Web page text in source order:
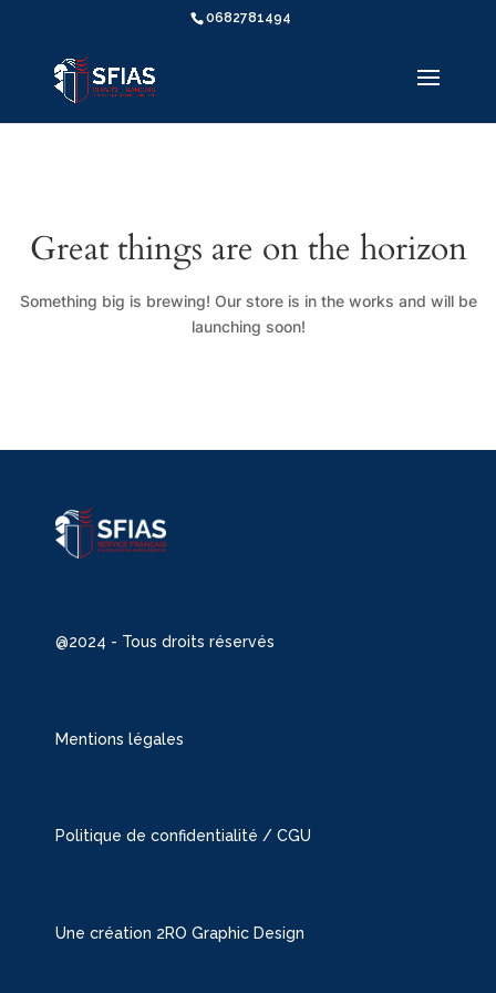
0682781494
Great things are on the horizon
Something big is brewing! Our store is in the works and will be
launching soon!
@2024 - Tous droits réservés
Mentions légales
Politique de confidentialité / CGU
Une création 2RO Graphic Design